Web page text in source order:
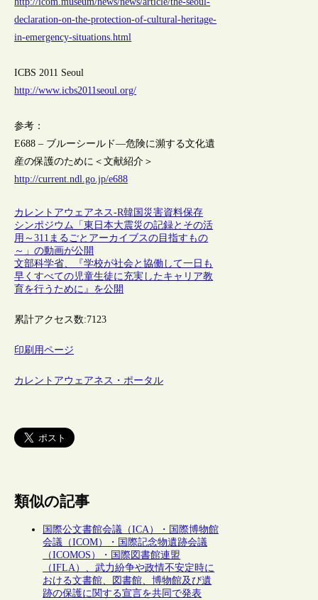
declaration-on-the-protection-of-cultural-heritage-
in-emergency-situations.html
ICBS 2011 Seoul
http://www.icbs2011seoul.org/
参考：
E688 – ブルーシールド―危険に瀕する文化遺
産の保護のために＜文献紹介＞
http://current.ndl.go.jp/e688
カレントアウェアネス-R韓国 災害資料保存
シンポジウム「東日本大震災の記録とその活
用～311まるごとアーカイブスの目指すもの
～」の動画が公開
文部科学省、『学校が社会と協働して一日も
早くすべての児童生徒に充実したキャリア教
育を行うために』を公開
累計アクセス数:7123
印刷用ページ
カレントアウェアネス・ポータル
類似の記事
国際公文書館会議（ICA）・国際博物館
会議（ICOM）・国際記念物遺跡会議
（ICOMOS）・国際図書館連盟
（IFLA）、武力紛争や政情不安定時に
おける文書館、図書館、博物館及び遺
跡の保護に関する宣言を共同で発表